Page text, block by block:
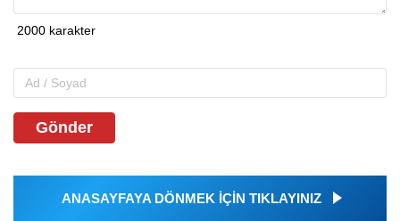
Gönder
ANASAYFAYA DÖNMEK İÇİN TIKLAYINIZ